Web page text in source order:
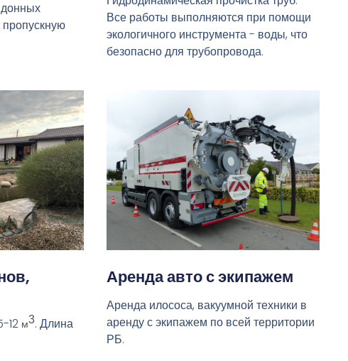
Все работы выполняются при помощи
экологичного инструмента - воды, что
безопасно для трубопровода.
12 м3. Длина
Аренда авто с экипажем
Аренда илососа, вакуумной техники в
аренду с экипажем по всей территории
РБ.